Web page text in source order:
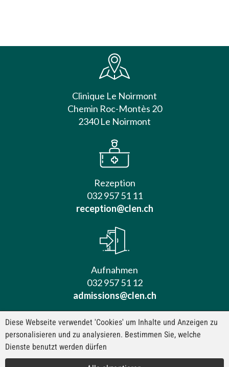
Clinique Le Noirmont
Chemin Roc-Montès 20
2340 Le Noirmont
Rezeption
032 957 51 11
reception@clen.ch
Aufnahmen
032 957 51 12
admissions@clen.ch
Kontakt
Diese Webseite verwendet 'Cookies' um Inhalte und Anzeigen zu
personalisieren und zu analysieren. Bestimmen Sie, welche
Dienste benutzt werden dürfen